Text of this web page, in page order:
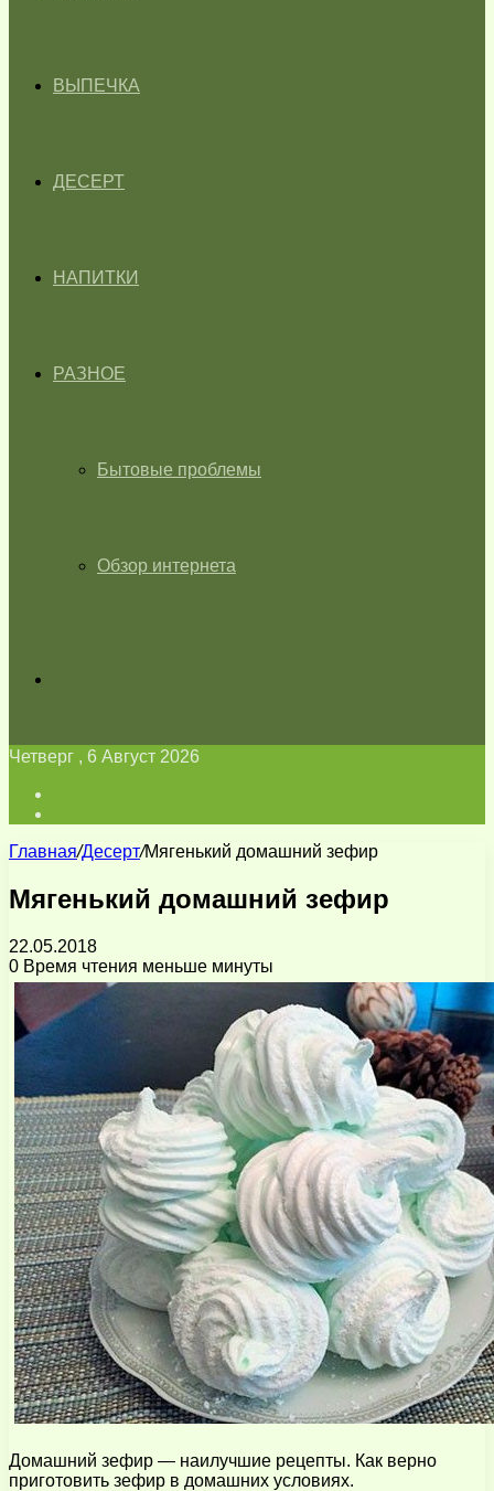
ВЫПЕЧКА
ДЕСЕРТ
НАПИТКИ
РАЗНОЕ
Бытовые проблемы
Обзор интернета
Четверг , 6 Август 2026
Главная/Десерт/Мягенький домашний зефир
Мягенький домашний зефир
22.05.2018
0 Время чтения меньше минуты
Домашний зефир — наилучшие рецепты. Как верно
приготовить зефир в домашних условиях.